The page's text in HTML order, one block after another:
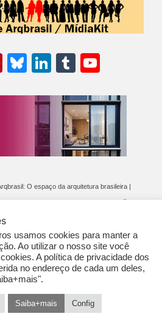
Pinterest
Bluesky
LinkedIn
Tumblr
O espaço da arquitetura brasileira |
PUBLICAÇÃO (CGP
usamos cookies para manter a
Ao utilizar o nosso site você
A política de privacidade dos
no endereço de cada um deles,
Saiba+mais Config